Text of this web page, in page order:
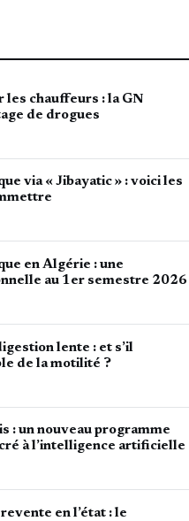
les chauffeurs : la GN
de drogues
via « Jibayatic » : voici les
en Algérie : une
au 1er semestre 2026
lente : et s’il
de la motilité ?
: un nouveau programme
à l’intelligence artificielle
en l’état : le